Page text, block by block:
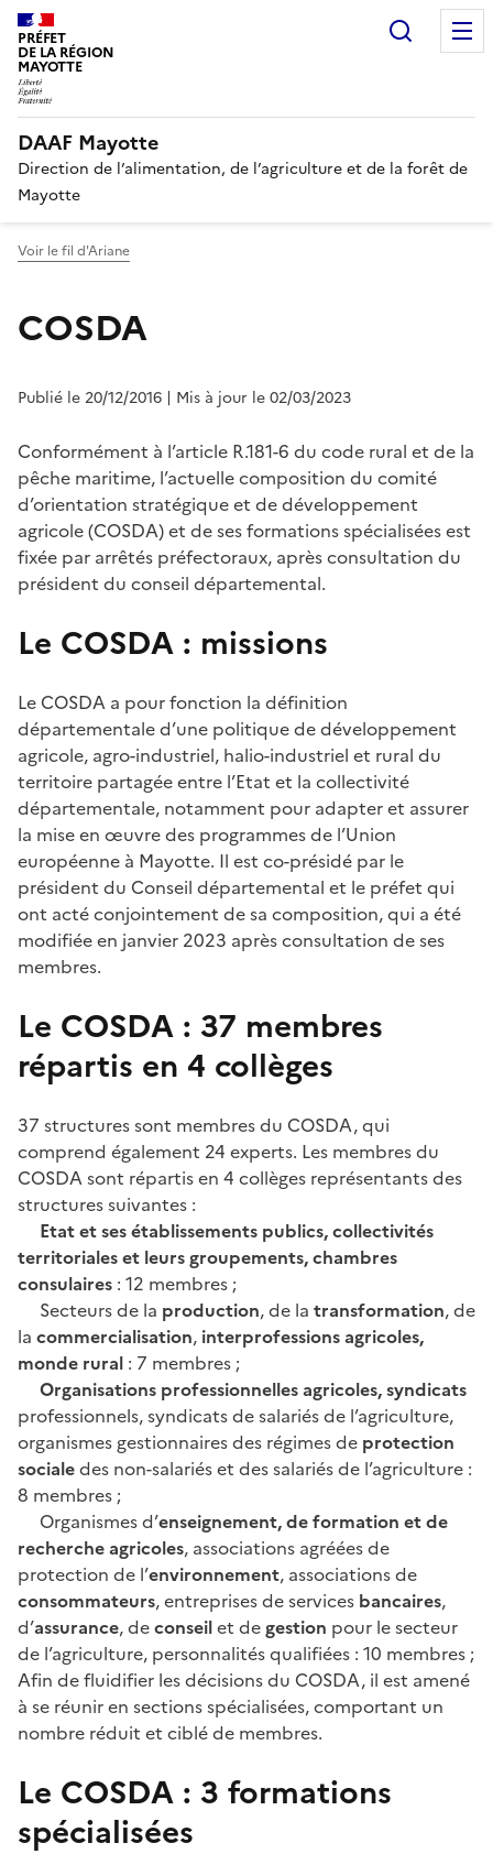
PRÉFET
DE LA RÉGION
MAYOTTE
DAAF Mayotte
Direction de l’alimentation, de l’agriculture et de la forêt de
Mayotte
Voir le fil d'Ariane
COSDA
Publié le 20/12/2016 | Mis à jour le 02/03/2023
Conformément à l’article R.181-6 du code rural et de la
pêche maritime, l’actuelle composition du comité
d’orientation stratégique et de développement
agricole (COSDA) et de ses formations spécialisées est
fixée par arrêtés préfectoraux, après consultation du
président du conseil départemental.
Le COSDA : missions
Le COSDA a pour fonction la définition
départementale d’une politique de développement
agricole, agro-industriel, halio-industriel et rural du
territoire partagée entre l’Etat et la collectivité
départementale, notamment pour adapter et assurer
la mise en œuvre des programmes de l’Union
européenne à Mayotte. Il est co-présidé par le
président du Conseil départemental et le préfet qui
ont acté conjointement de sa composition, qui a été
modifiée en janvier 2023 après consultation de ses
membres.
Le COSDA : 37 membres
répartis en 4 collèges
37 structures sont membres du COSDA, qui
comprend également 24 experts. Les membres du
COSDA sont répartis en 4 collèges représentants des
structures suivantes :
Etat et ses établissements publics, collectivités
territoriales et leurs groupements, chambres
consulaires : 12 membres ;
Secteurs de la production, de la transformation, de
la commercialisation, interprofessions agricoles,
monde rural : 7 membres ;
Organisations professionnelles agricoles, syndicats
professionnels, syndicats de salariés de l’agriculture,
organismes gestionnaires des régimes de protection
socialedes non-salariés et des salariés de l’agriculture :
8 membres ;
Organismes d’enseignement, de formation et de
recherche agricoles, associations agréées de
protection de l’environnement, associations de
consommateurs, entreprises de services bancaires,
d’assurance, deconseilet de gestion pour le secteur
de l’agriculture, personnalités qualifiées : 10 membres ;
Afin de fluidifier les décisions du COSDA, il est amené
à se réunir en sections spécialisées, comportant un
nombre réduit et ciblé de membres.
Le COSDA : 3 formations
spécialisées